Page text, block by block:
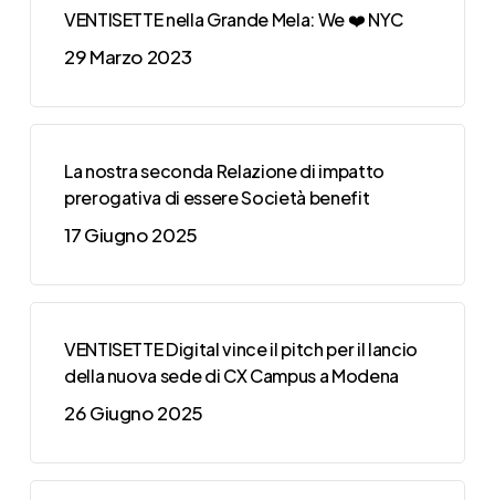
VENTISETTE nella Grande Mela: We ❤️ NYC
29 Marzo 2023
La nostra seconda Relazione di impatto
prerogativa di essere Società benefit
17 Giugno 2025
VENTISETTE Digital vince il pitch per il lancio
della nuova sede di CX Campus a Modena
26 Giugno 2025